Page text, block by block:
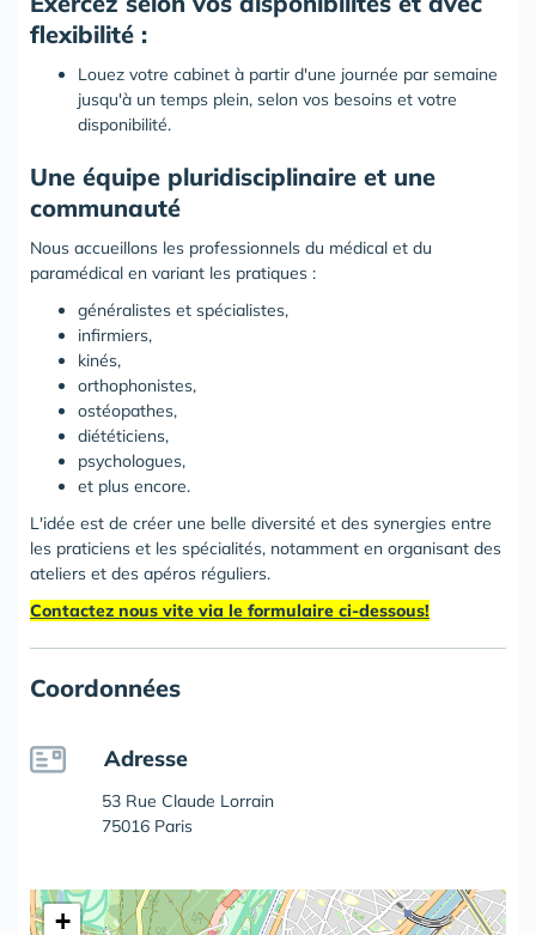
flexibilité :
Louez votre cabinet à partir d'une journée par semaine
jusqu'à un temps plein, selon vos besoins et votre
disponibilité.
Une équipe pluridisciplinaire et une
communauté
Nous accueillons les professionnels du médical et du
paramédical en variant les pratiques :
généralistes et spécialistes,
infirmiers,
kinés,
orthophonistes,
ostéopathes,
diététiciens,
psychologues,
et plus encore.
L'idée est de créer une belle diversité et des synergies entre
les praticiens et les spécialités, notamment en organisant des
ateliers et des apéros réguliers.
Contactez nous vite via le formulaire ci-dessous!
Coordonnées
Adresse
53 Rue Claude Lorrain
75016 Paris
+